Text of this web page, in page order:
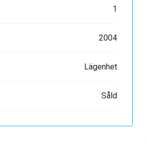
1
2004
Lägenhet
Såld